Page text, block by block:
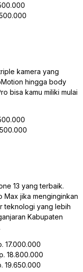
kamera yang
hingga body
bisa kamu miliki mulai
13 yang terbaik.
Max jika menginginkan
teknologi yang lebih
Kabupaten
17.000.000
18.800.000
19.650.000